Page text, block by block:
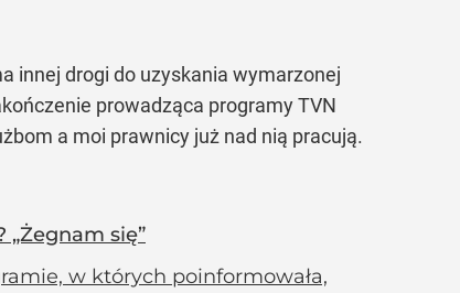
innej drogi do uzyskania wymarzonej
prowadząca programy TVN
a moi prawnicy już nad nią pracują.
się”
w których poinformowała,